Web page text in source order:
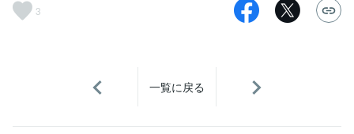
3
一覧に戻る